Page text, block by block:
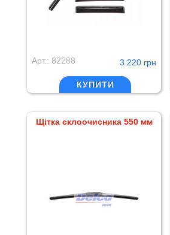
Арт.: 82288 3 220 грн
КУПИТИ
Щітка склоочисника 550 мм